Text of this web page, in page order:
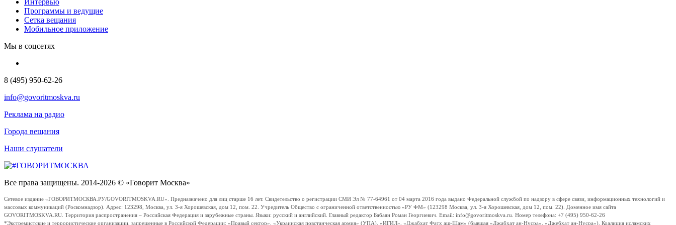
Программы и ведущие
Сетка вещания
Мобильное приложение
Мы в соцсетях
8 (495) 950-62-26
info@govoritmoskva.ru
Реклама на радио
Города вещания
Наши слушатели
Все права защищены. 2014-2026 © «Говорит Москва»
Сетевое издание «ГОВОРИТМОСКВА.РУ/GOVORITMOSKVA.RU». Предназначено для лиц старше 16 лет. Свидетельство о регистрации СМИ Эл № 77-64961 от 04 марта 2016 года выдано Федеральной службой по надзору в сфере связи, информационных технологий и
массовых коммуникаций (Роскомнадзор). Адрес: 123298, Москва, ул. 3-я Хорошевская, дом 12, пом. 22. Учредитель Общество с ограниченной ответственностью «РУ ФМ» (123298 Москва, ул. 3-я Хорошевская, дом 12, пом. 22). Доменное имя сайта
GOVORITMOSKVA.RU. Территория распространения – Российская Федерация и зарубежные страны. Языки: русский и английский. Главный редактор Бабаян Роман Георгиевич. Email: info@govoritmoskva.ru. Номер телефона: +7 (495) 950-62-26
*Экстремистские и террористические организации, запрещенные в Российской Федерации: «Правый сектор», «Украинская повстанческая армия» (УПА), «ИГИЛ», «Джабхат Фатх аш-Шам» (бывшая «Джабхат ан-Нусра», «Джебхат ан-Нусра»), Коалиция исламских